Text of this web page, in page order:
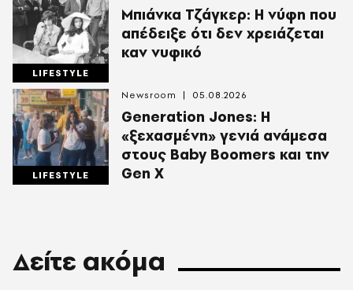
LIFESTYLE
Mπιάνκα Τζάγκερ: Η νύφη που
απέδειξε ότι δεν χρειάζεται
καν νυφικό
LIFESTYLE
Generation Jones: Η
«ξεχασμένη» γενιά ανάμεσα
στους Baby Boomers και την
Gen X
Newsroom 05.08.2026
Δείτε ακόμα